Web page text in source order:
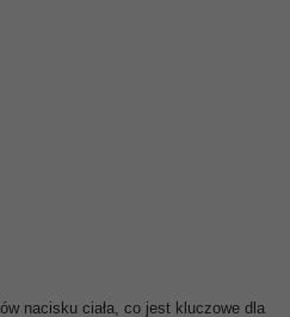
nacisku ciała, co jest kluczowe dla